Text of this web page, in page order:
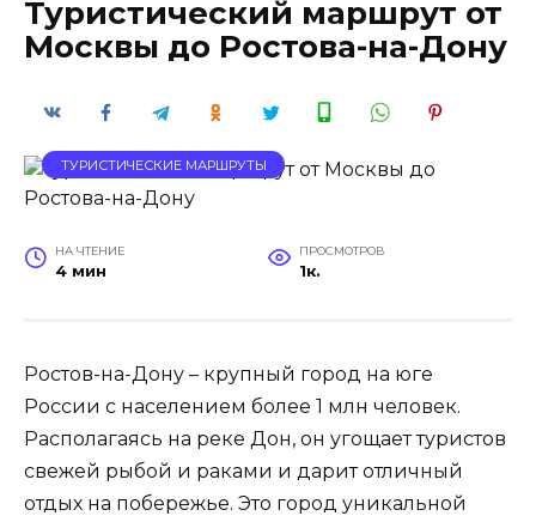
Туристический маршрут от
Москвы до Ростова-на-Дону
ТУРИСТИЧЕСКИЕ МАРШРУТЫ
НА ЧТЕНИЕ
4 мин
ПРОСМОТРОВ
1к.
Ростов-на-Дону – крупный город на юге
России с населением более 1 млн человек.
Располагаясь на реке Дон, он угощает туристов
свежей рыбой и раками и дарит отличный
отдых на побережье. Это город уникальной